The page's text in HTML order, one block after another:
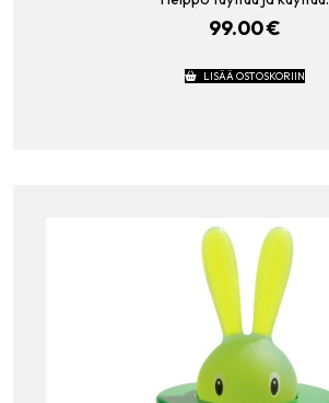
99.00€
LISÄÄ OSTOSKORIIN